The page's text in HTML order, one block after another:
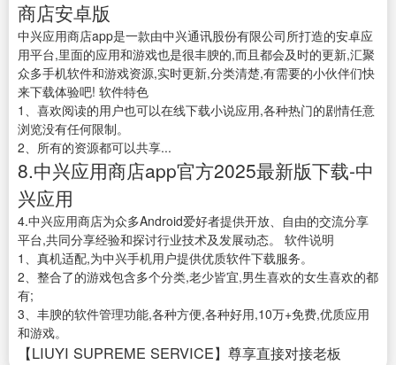
商店安卓版
中兴应用商店app是一款由中兴通讯股份有限公司所打造的安卓应
用平台,里面的应用和游戏也是很丰腴的,而且都会及时的更新,汇聚
众多手机软件和游戏资源,实时更新,分类清楚,有需要的小伙伴们快
来下载体验吧! 软件特色
1、喜欢阅读的用户也可以在线下载小说应用,各种热门的剧情任意
浏览没有任何限制。
2、所有的资源都可以共享...
8.中兴应用商店app官方2025最新版下载-中
兴应用
4.中兴应用商店为众多Android爱好者提供开放、自由的交流分享
平台,共同分享经验和探讨行业技术及发展动态。 软件说明
1、真机适配,为中兴手机用户提供优质软件下载服务。
2、整合了的游戏包含多个分类,老少皆宜,男生喜欢的女生喜欢的都
有;
3、丰腴的软件管理功能,各种方便,各种好用,10万+免费,优质应用
和游戏。
【LIUYI SUPREME SERVICE】尊享直接对接老板